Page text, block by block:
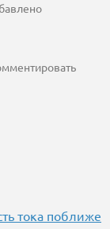
тока поближе